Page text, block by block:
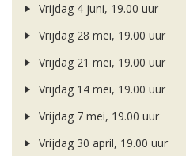
Vrijdag 4 juni, 19.00 uur
Vrijdag 28 mei, 19.00 uur
Vrijdag 21 mei, 19.00 uur
Vrijdag 14 mei, 19.00 uur
Vrijdag 7 mei, 19.00 uur
Vrijdag 30 april, 19.00 uur